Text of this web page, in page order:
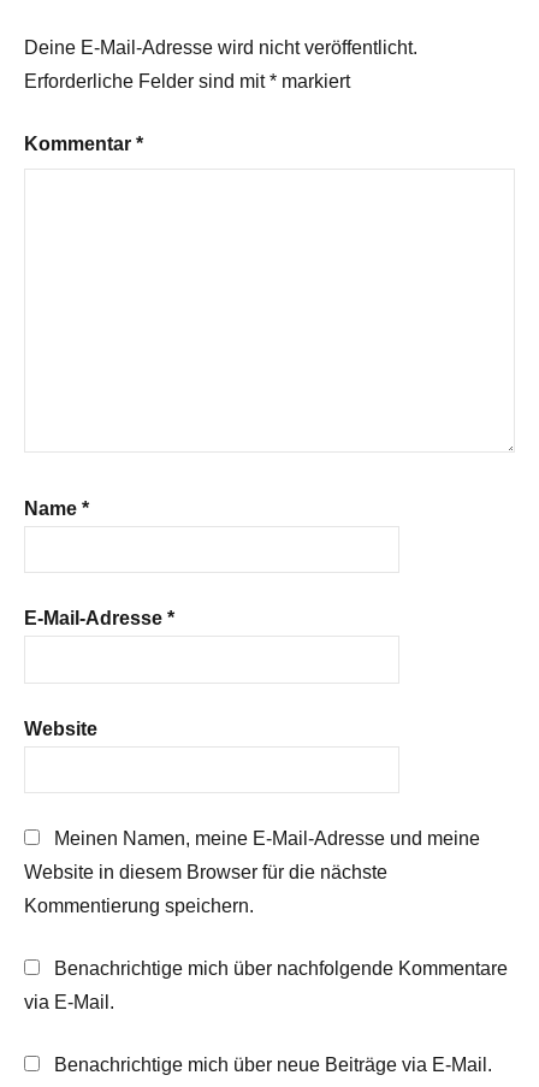
Deine E-Mail-Adresse wird nicht veröffentlicht.
Erforderliche Felder sind mit* markiert
Kommentar *
Name *
E-Mail-Adresse *
Website
Meinen Namen, meine E-Mail-Adresse und meine
Website in diesem Browser für die nächste
Kommentierung speichern.
Benachrichtige mich über nachfolgende Kommentare
via E-Mail.
Benachrichtige mich über neue Beiträge via E-Mail.